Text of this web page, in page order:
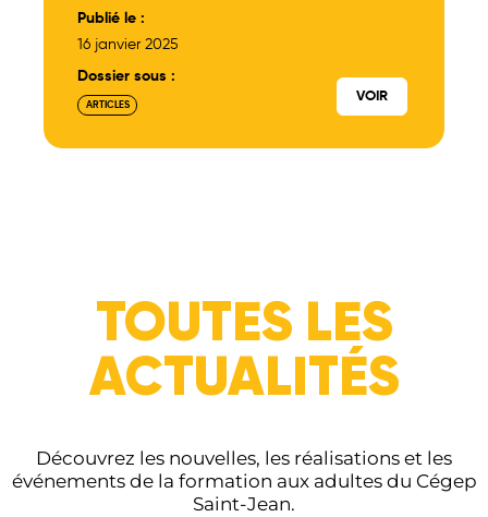
Publié le :
16 janvier 2025
Dossier sous :
ARTICLES
VOIR
TOUTES LES
ACTUALITÉS
Découvrez les nouvelles, les réalisations et les
événements de la formation aux adultes du Cégep
Saint-Jean.